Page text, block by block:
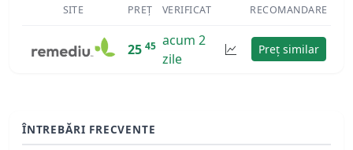
SITE PREȚ VERIFICAT RECOMANDARE
25 45 acum 2
zile
Preț similar
ÎNTREBĂRI FRECVENTE